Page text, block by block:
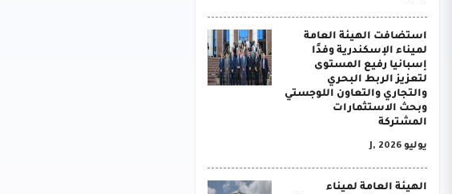
استضافت الهيئة العامة
لميناء الإسكندرية وفدًا
إسبانيا رفيع المستوى
لتعزيز الربط البحري
والتجاري والتعاون اللوجستي
وبحث الاستثمارات
المشتركة
يوليو J, 2026
الهيئة العامة لميناء